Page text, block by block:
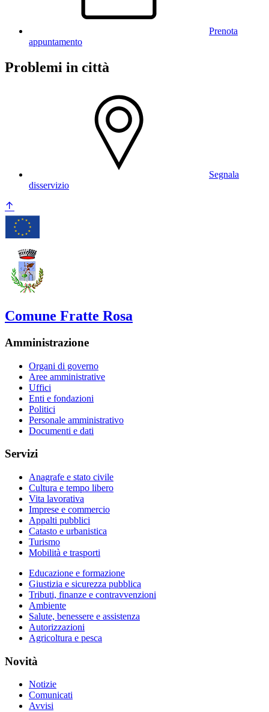
Prenota
appuntamento
Problemi in città
Segnala
disservizio
Comune Fratte Rosa
Amministrazione
Organi di governo
Aree amministrative
Uffici
Enti e fondazioni
Politici
Personale amministrativo
Documenti e dati
Servizi
Anagrafe e stato civile
Cultura e tempo libero
Vita lavorativa
Imprese e commercio
Appalti pubblici
Catasto e urbanistica
Turismo
Mobilità e trasporti
Educazione e formazione
Giustizia e sicurezza pubblica
Tributi, finanze e contravvenzioni
Ambiente
Salute, benessere e assistenza
Autorizzazioni
Agricoltura e pesca
Novità
Notizie
Comunicati
Avvisi